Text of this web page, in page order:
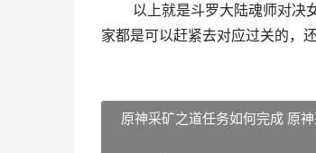
以上就是斗罗大陆魂师对决女
家都是可以赶紧去对应过关的，
原神采矿之道任务如何完成 原